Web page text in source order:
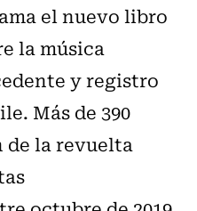
el nuevo libro
la música
y registro
Más de 390
de la revuelta